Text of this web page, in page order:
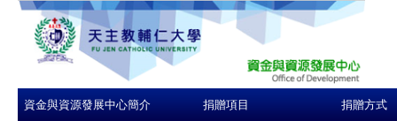
資金與資源發展中心簡介 捐贈項目 捐贈方式